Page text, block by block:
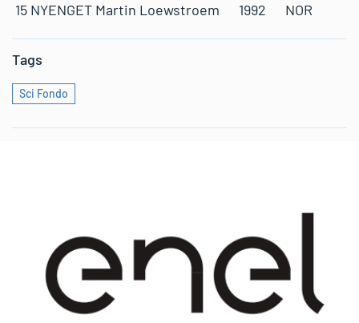
15 NYENGET Martin Loewstroem 1992 NOR
Tags
Sci Fondo